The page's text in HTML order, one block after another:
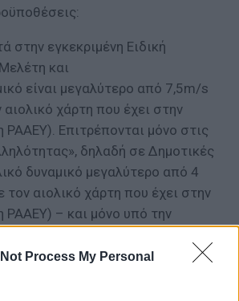
Process My Personal
στην εγκεκριμένη Ειδική
και
είναι μεγαλύτερο από 7,5m/s
χάρτη που έχει στην
ΡΑΑΕΥ). Επιτρέπονται μόνο στις
δηλαδή σε Δημοτικές
δυναμικό μεγαλύτερο από 4
αιολικό χάρτη που έχει στην
ΡΑΑΕΥ) – και μόνο υπό την
περιορισμούς, όπως
1.200 μέτρων, Ζώνες Ειδικής